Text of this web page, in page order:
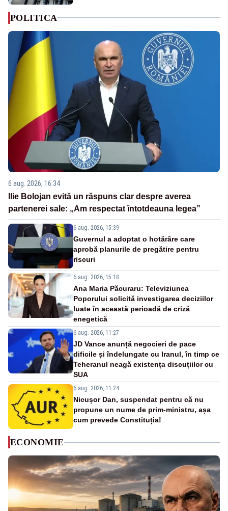
POLITICA
6 aug. 2026, 16:34
Ilie Bolojan evită un răspuns clar despre averea
partenerei sale: „Am respectat întotdeauna legea”
6 aug. 2026, 15:39
Guvernul a adoptat o hotărâre care
aprobă planurile de pregătire pentru
riscuri
6 aug. 2026, 15:18
Ana Maria Păcuraru: Televiziunea
Poporului solicită investigarea deciziilor
luate în această perioadă de criză
enegetică
6 aug. 2026, 11:27
JD Vance anunță negocieri de pace
dificile și îndelungate cu Iranul, în timp ce
Teheranul neagă existența discuțiilor cu
SUA
6 aug. 2026, 11:24
Nicușor Dan, suspendat pentru că nu
propune un nume de prim-ministru, așa
cum prevede Constituția!
ECONOMIE